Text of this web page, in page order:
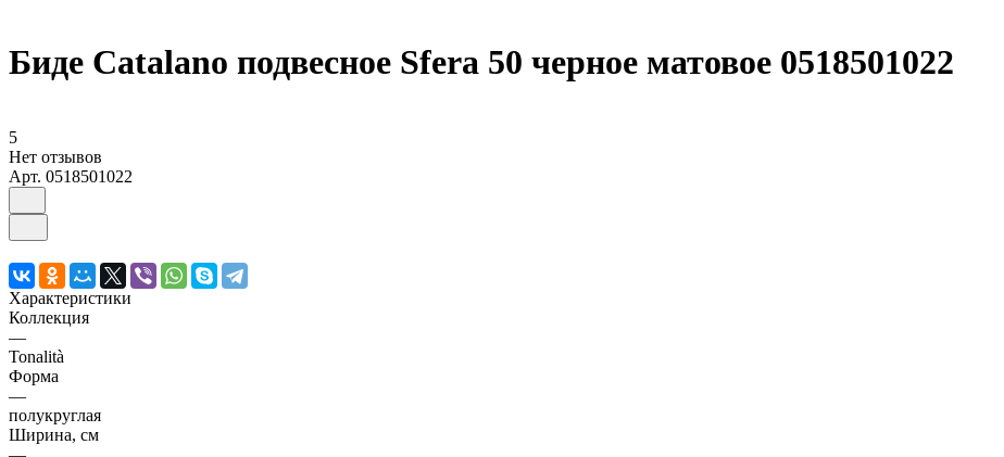
Биде Catalano подвесное Sfera 50 черное матовое 0518501022
5
Нет отзывов
Арт. 0518501022
Характеристики
Коллекция
—
Tonalità
Форма
—
полукруглая
Ширина, см